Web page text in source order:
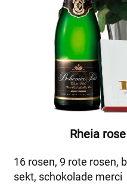
Rheia
16 rosen, 9 rote rosen,
sekt, schokolade merci